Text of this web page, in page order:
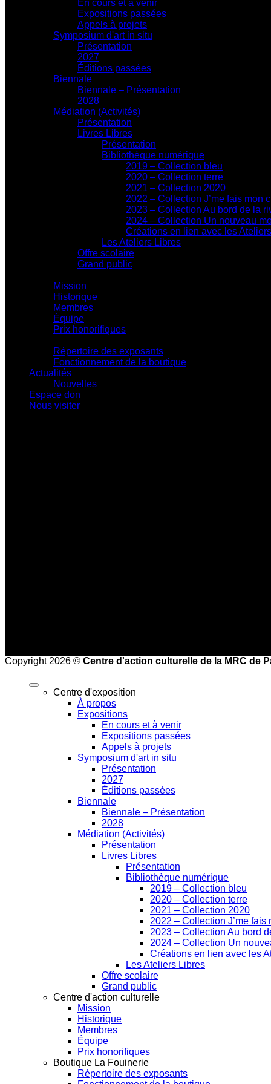
En cours et à venir
Expositions passées
Appels à projets
Symposium d'art in situ
Présentation
2027
Éditions passées
Biennale
Biennale – Présentation
2028
Médiation (Activités)
Présentation
Livres Libres
Présentation
Bibliothèque numérique
2019 – Collection bleu
2020 – Collection terre
2021 – Collection 2020
2022 – Collection J’me fais mon
2023 – Collection Au bord de la
2024 – Collection Un nouveau
Créations en lien avec les
Les Ateliers Libres
Offre scolaire
Grand public
Mission
Historique
Membres
Équipe
Prix honorifiques
Répertoire des exposants
Fonctionnement de la boutique
Actualités
Nouvelles
Espace don
Nous visiter
Copyright 2026 © Centre d'action culturelle de la MRC de
Centre d'exposition
À propos
Expositions
En cours et à venir
Expositions passées
Appels à projets
Symposium d'art in situ
Présentation
2027
Éditions passées
Biennale
Biennale – Présentation
2028
Médiation (Activités)
Présentation
Livres Libres
Présentation
Bibliothèque numérique
2019 – Collection bleu
2020 – Collection terre
2021 – Collection 2020
2022 – Collection J’me fais
2023 – Collection Au bord
2024 – Collection Un
Créations en lien avec les
Les Ateliers Libres
Offre scolaire
Grand public
Centre d'action culturelle
Mission
Historique
Membres
Équipe
Prix honorifiques
Boutique La Fouinerie
Répertoire des exposants